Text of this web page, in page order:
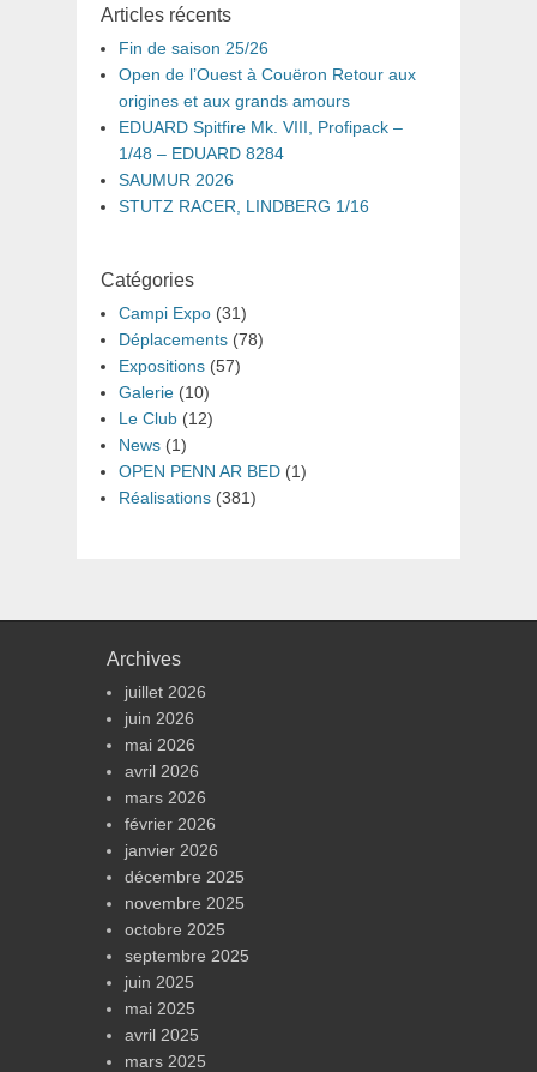
Articles récents
Fin de saison 25/26
Open de l’Ouest à Couëron Retour aux
origines et aux grands amours
EDUARD Spitfire Mk. VIII, Profipack –
1/48 – EDUARD 8284
SAUMUR 2026
STUTZ RACER, LINDBERG 1/16
Catégories
Campi Expo (31)
Déplacements (78)
Expositions (57)
Galerie (10)
Le Club (12)
News (1)
OPEN PENN AR BED (1)
Réalisations (381)
Archives
juillet 2026
juin 2026
mai 2026
avril 2026
mars 2026
février 2026
janvier 2026
décembre 2025
novembre 2025
octobre 2025
septembre 2025
juin 2025
mai 2025
avril 2025
mars 2025